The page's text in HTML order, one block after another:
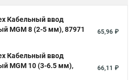
Кабельный ввод
МGM 8 (2-5 мм), 87971
65,96 ₽
Кабельный ввод
МGM 10 (3-6.5 мм),
66,11 ₽